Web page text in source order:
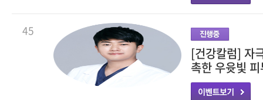
45
[건강칼럼] 자
촉한 우윳빛